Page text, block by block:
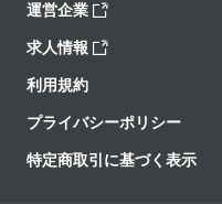
運営企業
求人情報
利用規約
プライバシーポリシー
特定商取引に基づく表示